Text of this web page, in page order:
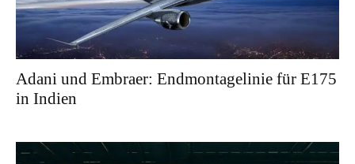
Adani und Embraer: Endmontagelinie für E175
in Indien